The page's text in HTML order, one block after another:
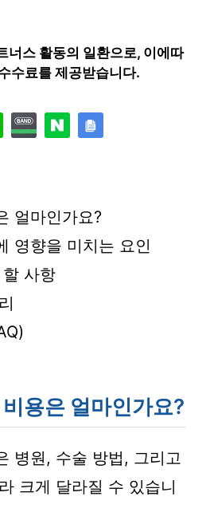
너스 활동의 일환으로, 이에따
수료를 제공받습니다.
얼마인가요?
영향을 미치는 요인
사항
용은 얼마인가요?
병원, 수술 방법, 그리고
크게 달라질 수 있습니